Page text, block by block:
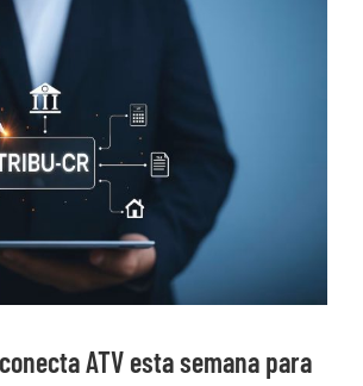
ATV esta semana para